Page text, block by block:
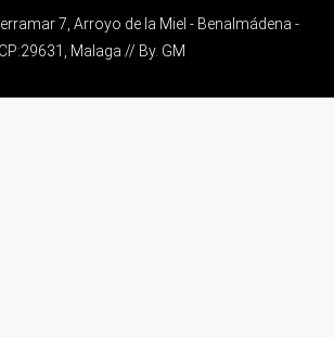
7, Arroyo de la Miel - Benalmádena -
CP:29631, Malaga // By. GM